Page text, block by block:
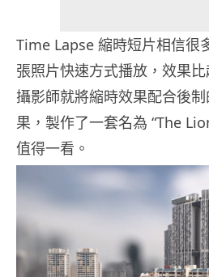
Time Lapse 縮時短片相信很
張照片快速方式播放，效果
攝影師就將縮時效果配合後
果，製作了一套名為 “The
值得一看。